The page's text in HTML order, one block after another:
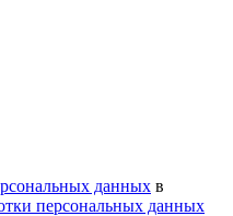
данных в
персональных данных